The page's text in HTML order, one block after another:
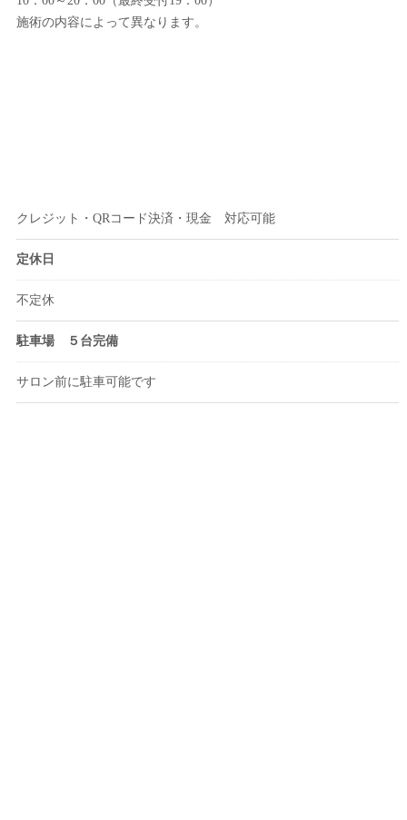
施術の内容によって異なります。
クレジット・QRコード決済・現金 対応可能
定休日
不定休
駐車場 ５台完備
サロン前に駐車可能です